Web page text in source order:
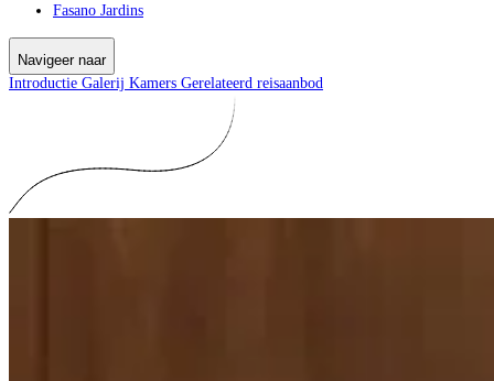
Fasano Jardins
Navigeer naar
Introductie Galerij Kamers Gerelateerd reisaanbod